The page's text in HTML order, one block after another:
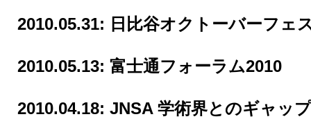
2010.05.31: 日比谷オクトーバーフェ
2010.05.13: 富士通フォーラム2010
2010.04.18: JNSA 学術界とのギャッ